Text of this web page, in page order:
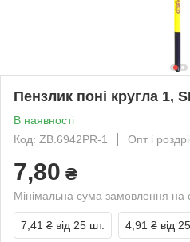
Пензлик поні кругла 1,
В наявності
Код: ZB.6942PR-1
Опт і
7,80 ₴
Мінімальна сума замовлення на
7,41 ₴ від 25 шт. 4,91 ₴ від